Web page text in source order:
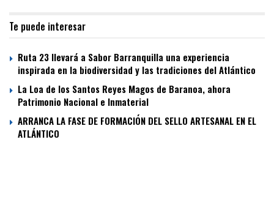
Te puede interesar
Ruta 23 llevará a Sabor Barranquilla una experiencia
inspirada en la biodiversidad y las tradiciones del Atlántico
La Loa de los Santos Reyes Magos de Baranoa, ahora
Patrimonio Nacional e Inmaterial
ARRANCA LA FASE DE FORMACIÓN DEL SELLO ARTESANAL EN EL
ATLÁNTICO